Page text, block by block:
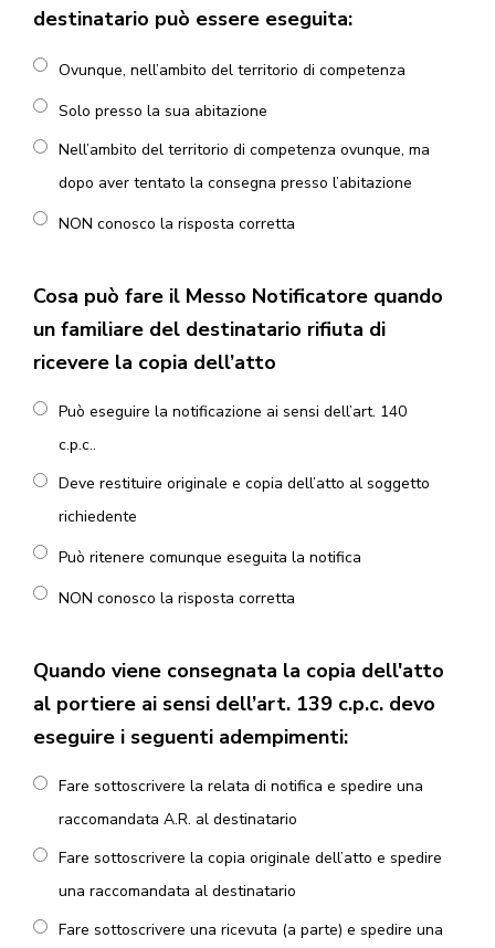
destinatario può essere eseguita:
Ovunque, nell’ambito del territorio di competenza
Solo presso la sua abitazione
Nell’ambito del territorio di competenza ovunque, ma
dopo aver tentato la consegna presso l’abitazione
NON conosco la risposta corretta
Cosa può fare il Messo Notificatore quando
un familiare del destinatario rifiuta di
ricevere la copia dell’atto
Può eseguire la notificazione ai sensi dell’art. 140
c.p.c..
Deve restituire originale e copia dell’atto al soggetto
richiedente
Può ritenere comunque eseguita la notifica
NON conosco la risposta corretta
Quando viene consegnata la copia dell'atto
al portiere ai sensi dell’art. 139 c.p.c. devo
eseguire i seguenti adempimenti:
Fare sottoscrivere la relata di notifica e spedire una
raccomandata A.R. al destinatario
Fare sottoscrivere la copia originale dell’atto e spedire
una raccomandata al destinatario
Fare sottoscrivere una ricevuta (a parte) e spedire una